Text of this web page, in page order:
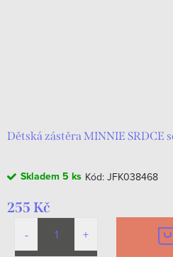
Dětská zástěra MINNIE SRDCE
Skladem 5 ks Kód: JFK038468
255 Kč